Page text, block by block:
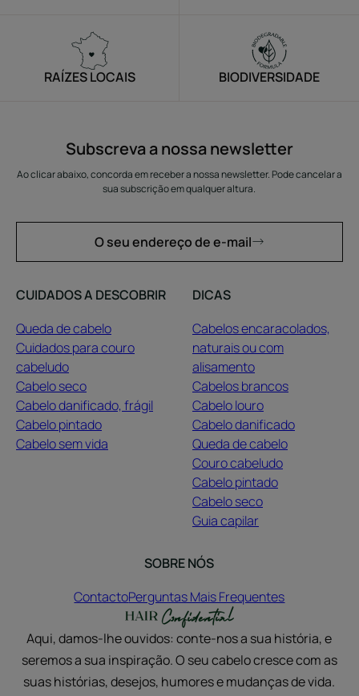
RAÍZES LOCAIS BIODIVERSIDADE
Subscreva a nossa newsletter
Ao clicar abaixo, concorda em receber a nossa newsletter. Pode cancelar a
sua subscrição em qualquer altura.
O seu endereço de e-mail
CUIDADOS A DESCOBRIR
Queda de cabelo
Cuidados para couro
cabeludo
Cabelo seco
Cabelo danificado, frágil
Cabelo pintado
Cabelo sem vida
DICAS
Cabelos encaracolados,
naturais ou com
alisamento
Cabelos brancos
Cabelo louro
Cabelo danificado
Queda de cabelo
Couro cabeludo
Cabelo pintado
Cabelo seco
Guia capilar
SOBRE NÓS
ContactoPerguntas Mais Frequentes
Aqui, damos-lhe ouvidos: conte-nos a sua história, e
seremos a sua inspiração. O seu cabelo cresce com as
suas histórias, desejos, humores e mudanças de vida.